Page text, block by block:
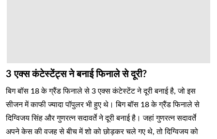
3 एक्स कंटेस्टेंट्स ने बनाई फिनाले से दूरी?
बिग बॉस 18 के ग्रैंड फिनाले से 3 एक्स कंटेस्टेंट ने दूरी बनाई है, जो इस
सीजन में काफी ज्यादा पॉपुलर भी हुए थे। बिग बॉस 18 के ग्रैंड फिनाले से
दिग्विजय सिंह और गुणरत्न सदावर्ते ने दूरी बनाई है। जहां गुणरत्न सदावर्ते
अपने केस की वजह से बीच में शो को छोड़कर चले गए थे, तो दिग्विजय को